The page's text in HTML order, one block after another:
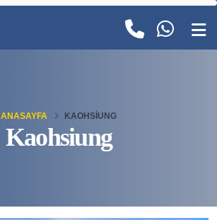
Kaohsiung
ANASAYFA KAOHSIUNG